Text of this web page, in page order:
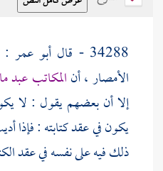
34288 - قال أبو عمر :
الأمصار ، أنالمكاتب عبد
إلا أن بعضهم يقول : لا
يكون في عقد كتابته : فإذا
ذلك فيه على نفسه في عقد